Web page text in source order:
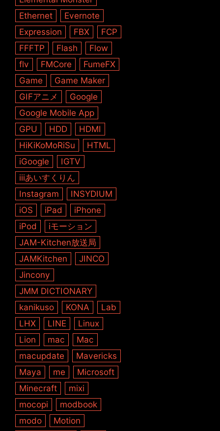
Ethernet
Evernote
Expression
FBX
FCP
FFFTP
Flash
Flow
flv
FMCore
FumeFX
Game
Game Maker
GIFアニメ
Google
Google Mobile App
GPU
HDD
HDMI
HiKiKoMoRiSu
HTML
iGoogle
IGTV
iiiあいすくりん
Instagram
INSYDIUM
iOS
iPad
iPhone
iPod
iモーション
JAM-Kitchen放送局
JAMKitchen
JINCO
Jincony
JMM DICTIONARY
kanikuso
KONA
Lab
LHX
LINE
Linux
Lion
mac
Mac
macupdate
Mavericks
Maya
me
Microsoft
Minecraft
mixi
mocopi
modbook
modo
Motion